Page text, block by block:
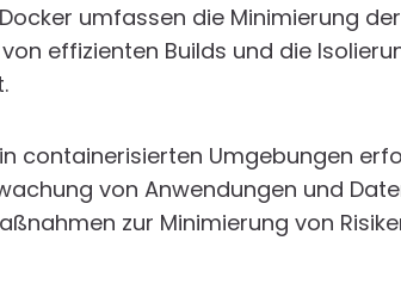
umfassen die Minimierung der
effizienten Builds und die
containerisierten Umgebungen
von Anwendungen und
zur Minimierung von